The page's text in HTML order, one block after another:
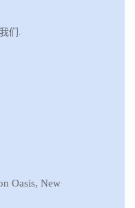
们.
Oasis, New